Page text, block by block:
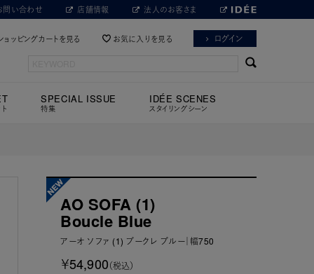
問い合わせ 店舗情報 法人のお客さま
ョッピングカートを見る お気に入りを見る ログイン
SPECIAL ISSUE
特集
IDÉE SCENES
スタイリングシーン
AO SOFA (1)
Boucle Blue
アーオ ソファ (1) ブークレ ブルー｜幅750
￥54,900（税込）